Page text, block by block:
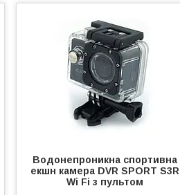
Водонепроникна спортивна
екшн камера DVR SPORT S3R
Wi Fi з пультом